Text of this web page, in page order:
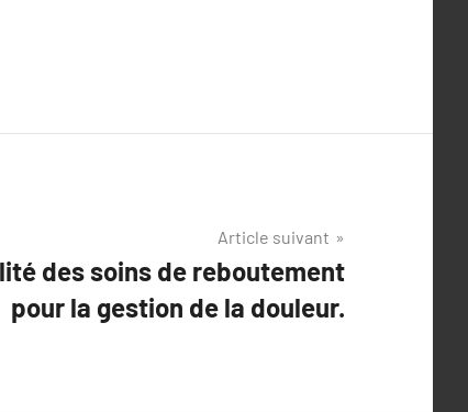
Article suivant
des soins de reboutement
pour la gestion de la douleur.